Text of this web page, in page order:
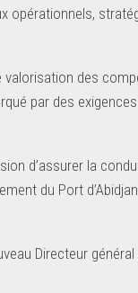
opérationnels,
des
par des
d’assurer la
du Port
Directeur général